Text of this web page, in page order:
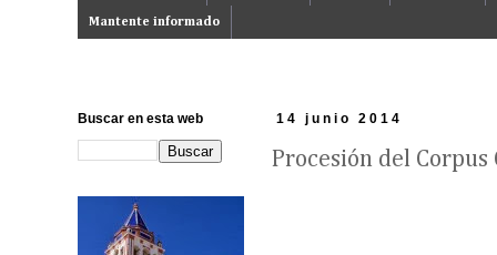
Mantente informado
14 junio 2014
Procesión del Corpus
Buscar en esta web